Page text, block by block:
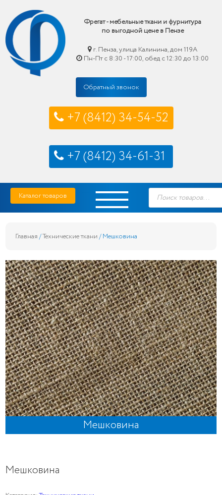
Фрегат - мебельные ткани и фурнитура
по выгодной цене в Пензе
г. Пенза, улица Калинина, дом 119А
Пн-Пт с 8:30 - 17:00, обед с 12:30 до 13:00
Обратный звонок
+7 (8412) 34-54-52
+7 (8412) 34-61-31
Skip
content
Фрегат — мебельные ткани и фурнитура купить по выгодной цене в Пензе
Каталог товаров
Поиск
товаров
Главная /Технические ткани / Мешковина
Мешковина
Мешковина